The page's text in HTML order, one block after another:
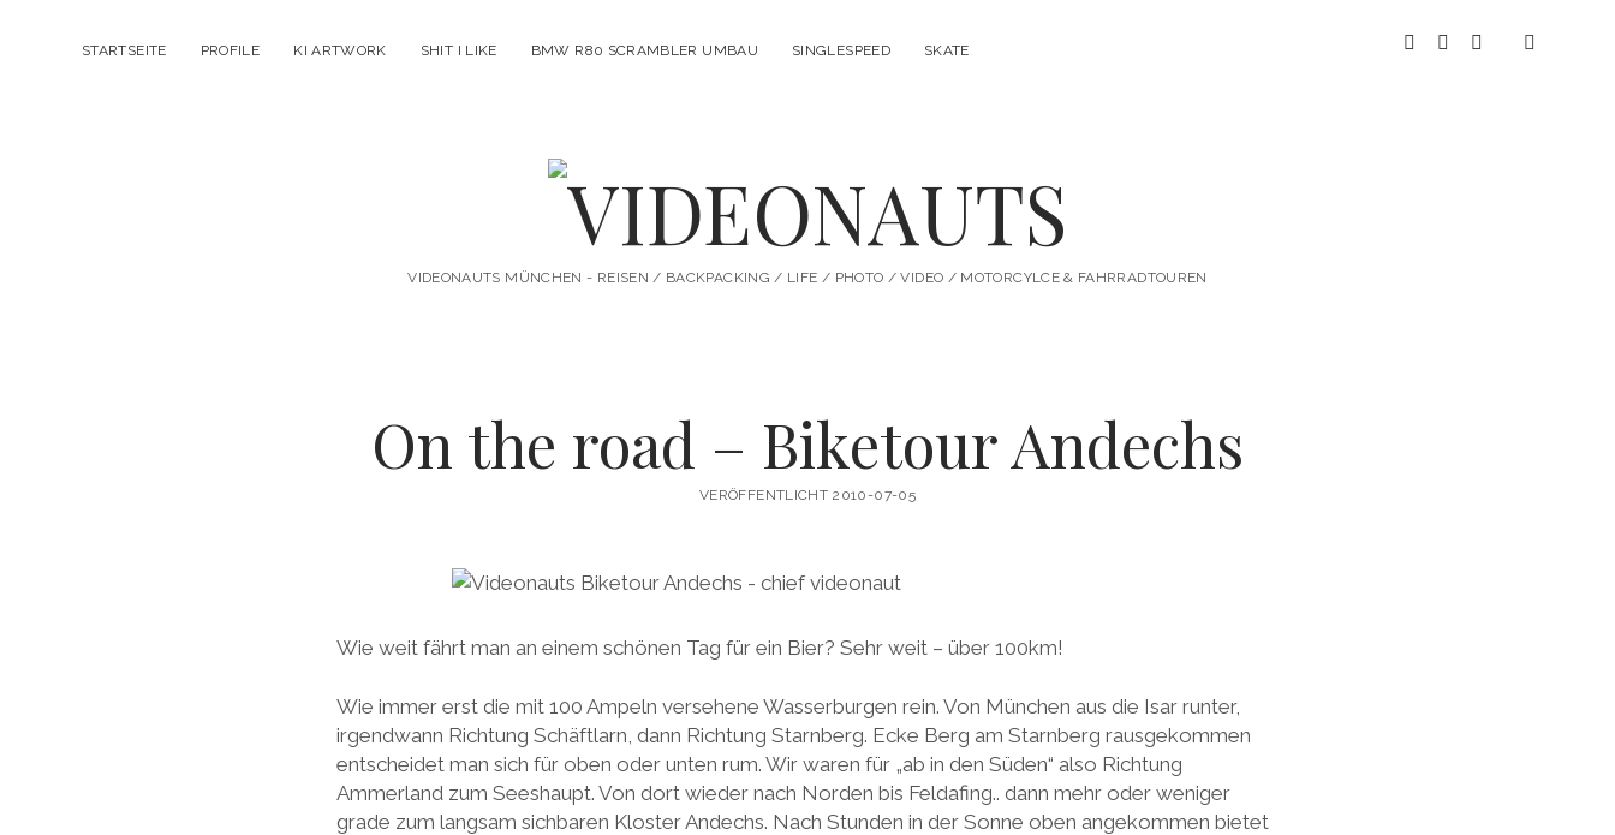
STARTSEITE PROFILE KI ARTWORK SHIT I LIKE BMW R80 SCRAMBLER UMBAU SINGLESPEED SKATE instagram
youtubespotify
VIDEONAUTS
VIDEONAUTS MÜNCHEN - REISEN / BACKPACKING / LIFE / PHOTO / VIDEO / MOTORCYLCE & FAHRRADTOUREN
On the road – Biketour Andechs
VERÖFFENTLICHT 2010-07-05
Wie weit fährt man an einem schönen Tag für ein Bier? Sehr weit – über 100km!
Wie immer erst die mit 100 Ampeln versehene Wasserburgen rein. Von München aus die Isar runter,
irgendwann Richtung Schäftlarn, dann Richtung Starnberg. Ecke Berg am Starnberg rausgekommen
entscheidet man sich für oben oder unten rum. Wir waren für „ab in den Süden“ also Richtung
Ammerland zum Seeshaupt. Von dort wieder nach Norden bis Feldafing.. dann mehr oder weniger
grade zum langsam sichbaren Kloster Andechs. Nach Stunden in der Sonne oben angekommen bietet